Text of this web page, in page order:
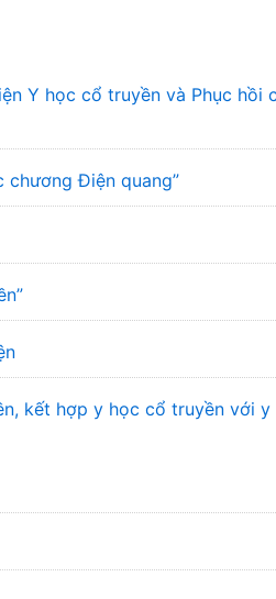
Y học cổ truyền và Phục hồi
chương Điện quang”
kết hợp y học cổ truyền với y